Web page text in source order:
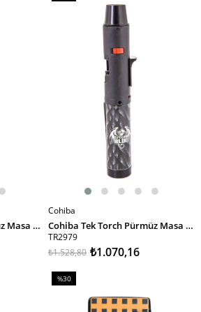
Cohiba Tek Torch Pürmüz Masa Tipi Puro Çakmağı
SEPETE EKLE
Cohiba
Cohiba Tek Torch Pürmüz Masa Tipi Puro Çakmağı
TR2979
₺1.070,16
₺1.528,80
%30
%30İndirim